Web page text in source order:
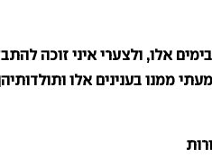
בימים אלו, ולצערי איני זוכה
ממנו בענינים אלו